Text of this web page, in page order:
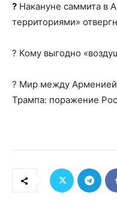
? Накануне саммита в
территориями»
? Кому выгодно
? Мир между
Трампа: поражение